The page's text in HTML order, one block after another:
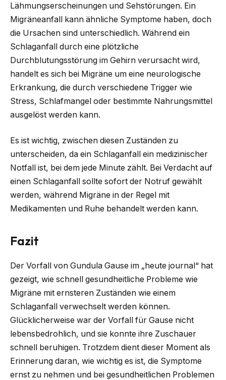
Lähmungserscheinungen und Sehstörungen. Ein
Migräneanfall kann ähnliche Symptome haben, doch
die Ursachen sind unterschiedlich. Während ein
Schlaganfall durch eine plötzliche
Durchblutungsstörung im Gehirn verursacht wird,
handelt es sich bei Migräne um eine neurologische
Erkrankung, die durch verschiedene Trigger wie
Stress, Schlafmangel oder bestimmte Nahrungsmittel
ausgelöst werden kann.
Es ist wichtig, zwischen diesen Zuständen zu
unterscheiden, da ein Schlaganfall ein medizinischer
Notfall ist, bei dem jede Minute zählt. Bei Verdacht auf
einen Schlaganfall sollte sofort der Notruf gewählt
werden, während Migräne in der Regel mit
Medikamenten und Ruhe behandelt werden kann.
Fazit
Der Vorfall von Gundula Gause im „heute journal“ hat
gezeigt, wie schnell gesundheitliche Probleme wie
Migräne mit ernsteren Zuständen wie einem
Schlaganfall verwechselt werden können.
Glücklicherweise war der Vorfall für Gause nicht
lebensbedrohlich, und sie konnte ihre Zuschauer
schnell beruhigen. Trotzdem dient dieser Moment als
Erinnerung daran, wie wichtig es ist, die Symptome
ernst zu nehmen und bei gesundheitlichen Problemen